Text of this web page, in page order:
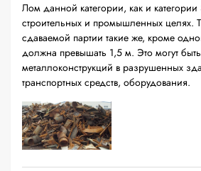
Лом данной категории, как и
строительных и промышленных целях.
сдаваемой партии такие же, кроме
должна превышать 1,5 м. Это могут
металлоконструкций в разрушенных
транспортных средств, оборудования.